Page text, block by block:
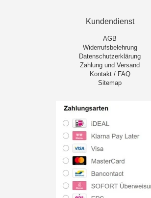
Kundendienst
AGB
Widerrufsbelehrung
Datenschutzerklärung
Zahlung und Versand
Kontakt / FAQ
Sitemap